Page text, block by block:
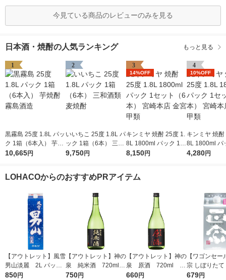
今見ている商品のレビューのみを見る
日本酒・焼酎の人気ランキング もっと見る
1
黒霧島 25度 1.8L パッ
ク 1箱（6本入） 芋焼
酎 霧島酒造
10,665円
2
いいちこ 25度 1.8L パ
ック 1箱（6本） 三和
酒類 麦焼酎
9,750円
3
14%OFF
キンミヤ 焼酎 25度 1.
8L 1800ml パック 1セ
ット（6本） 宮崎本店
8,150円
4
10%OFF
キンミヤ 焼
8L 1800ml パ
ット（3本）
4,280円
LOHACOからのおすすめPRアイテム
【アウトレット】風雪
男山淡麗 2L パック
1本 東亜酒造 日本酒
850円
【アウトレット】神の
泉 純米酒 720ml 1
本 東亜酒造 日本酒
750円
【アウトレット】神の
泉 原酒 720ml 1
本 東亜酒造 日本酒
660円
【ワゴンセー
宗 しぼりたて
ック 900ml
679円